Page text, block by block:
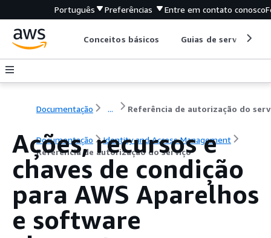
Português Preferências Entre em contato conosco
Conceitos básicos Guias de serviço
Documentação ... Referência de autorização do
Documentação
Identity and Access Management
Referência de autorização do serviço
Ações, recursos e
chaves de condição
para AWS Aparelhos
e software